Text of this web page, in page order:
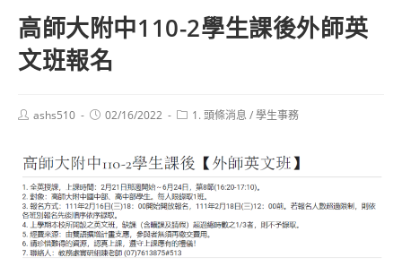
高師大附中110-2學生課後外師英
文班報名
Postashs510
Post02/16/2022
Post1. 頭條消息 /學生事務